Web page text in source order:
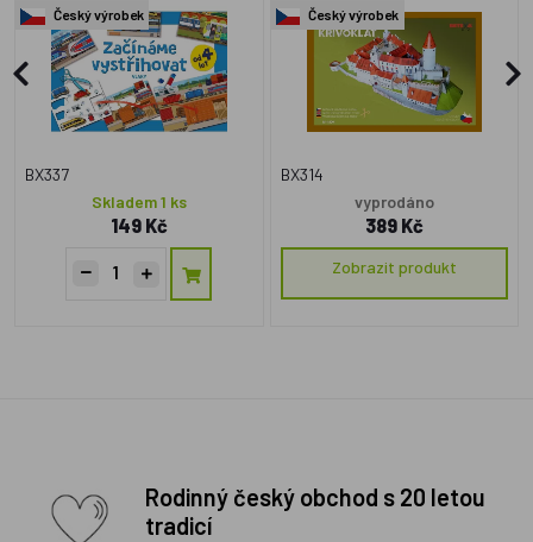
Český výrobek
BX337
Skladem 1 ks
149 Kč
Český výrobek
BX314
vyprodáno
389 Kč
Zobrazit produkt
Rodinný český obchod s 20 letou
tradicí